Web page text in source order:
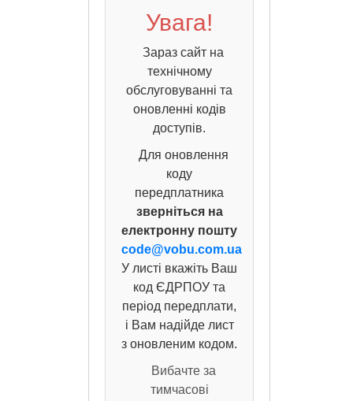
Увага!
Зараз сайт на
технічному
обслуговуванні та
оновленні кодів
доступів.
Для оновлення
коду
передплатника
зверніться на
електронну пошту
code@vobu.com.ua
У листі вкажіть Ваш
код ЄДРПОУ та
період передплати,
і Вам надійде лист
з оновленим кодом.
Вибачте за
тимчасові